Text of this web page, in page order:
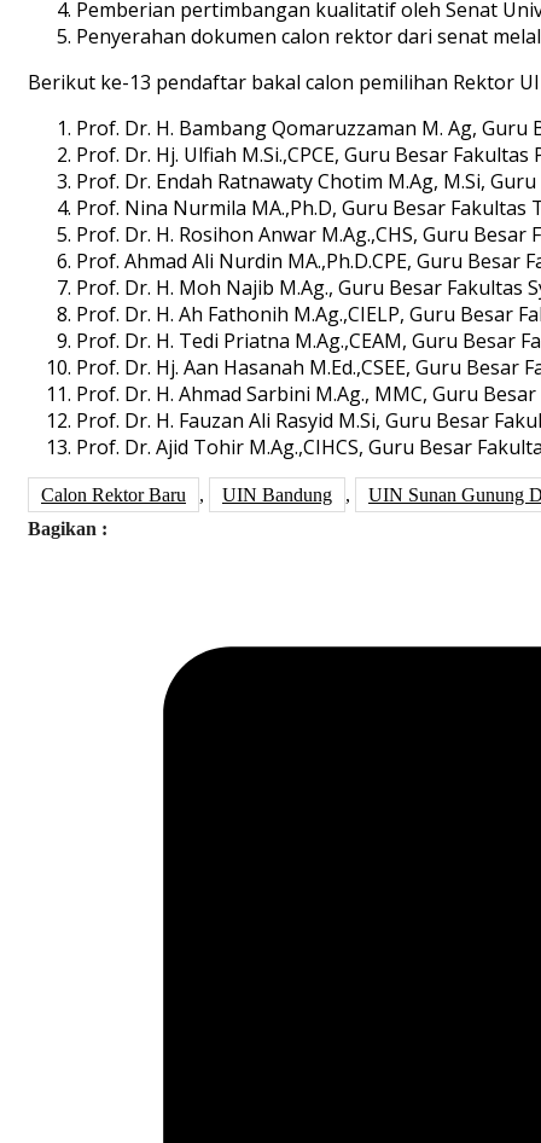
Pemberian pertimbangan kualitatif oleh Senat
Penyerahan dokumen calon rektor dari senat
Berikut ke-13 pendaftar bakal calon pemilihan Rektor
Prof. Dr. H. Bambang Qomaruzzaman M. Ag, Guru
Prof. Dr. Hj. Ulfiah M.Si.,CPCE, Guru Besar Fakultas
Prof. Dr. Endah Ratnawaty Chotim M.Ag, M.Si,
Prof. Nina Nurmila MA.,Ph.D, Guru Besar Fakultas
Prof. Dr. H. Rosihon Anwar M.Ag.,CHS, Guru Besar
Prof. Ahmad Ali Nurdin MA.,Ph.D.CPE, Guru Besar
Prof. Dr. H. Moh Najib M.Ag., Guru Besar Fakultas
Prof. Dr. H. Ah Fathonih M.Ag.,CIELP, Guru Besar
Prof. Dr. H. Tedi Priatna M.Ag.,CEAM, Guru Besar
Prof. Dr. Hj. Aan Hasanah M.Ed.,CSEE, Guru Besar
Prof. Dr. H. Ahmad Sarbini M.Ag., MMC, Guru
Prof. Dr. H. Fauzan Ali Rasyid M.Si, Guru Besar
Prof. Dr. Ajid Tohir M.Ag.,CIHCS, Guru Besar
Calon Rektor Baru , UIN Bandung ,
UIN Sunan Gunung
Bagikan :